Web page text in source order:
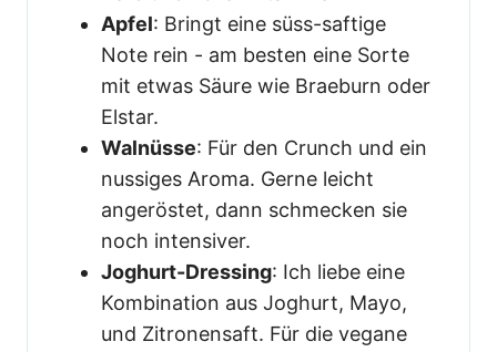
Apfel: Bringt eine süss-saftige
Note rein - am besten eine Sorte
mit etwas Säure wie Braeburn oder
Elstar.
Walnüsse: Für den Crunch und ein
nussiges Aroma. Gerne leicht
angeröstet, dann schmecken sie
noch intensiver.
Joghurt-Dressing: Ich liebe eine
Kombination aus Joghurt, Mayo,
und Zitronensaft. Für die vegane